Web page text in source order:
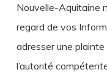
Nouvelle-Aquitaine
regard de vos
adresser une
l’autorité